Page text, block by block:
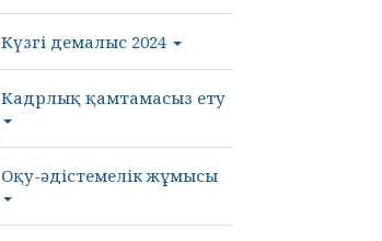
Күзгі демалыс 2024
Кадрлық қамтамасыз ету
Оқу-әдістемелік жұмысы